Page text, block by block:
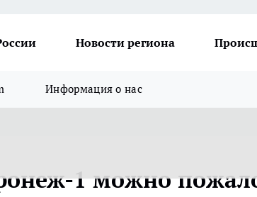
Новости региона
Информация о нас
1 можно